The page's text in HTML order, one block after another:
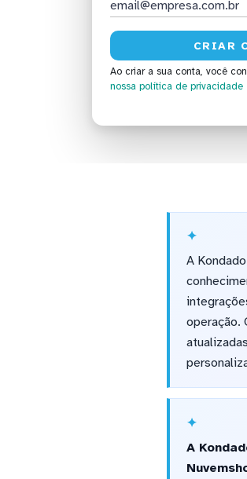
Ao criar a sua conta, você
nossa política de privacidade
A
operação.
A